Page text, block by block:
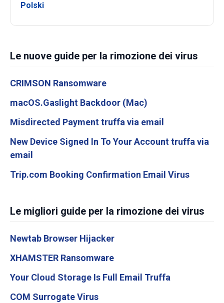
Polski
Le nuove guide per la rimozione dei virus
CRIMSON Ransomware
macOS.Gaslight Backdoor (Mac)
Misdirected Payment truffa via email
New Device Signed In To Your Account truffa via
email
Trip.com Booking Confirmation Email Virus
Le migliori guide per la rimozione dei virus
Newtab Browser Hijacker
XHAMSTER Ransomware
Your Cloud Storage Is Full Email Truffa
COM Surrogate Virus